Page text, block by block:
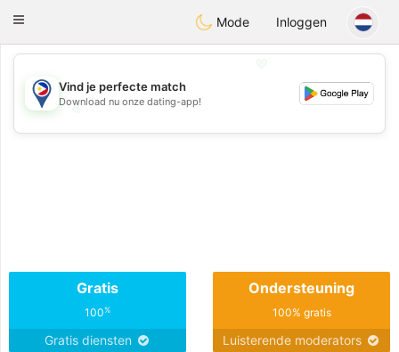
PhilippinesChat
Toggle
Mode Inloggen
💖
💕
Vind je perfecte match
Download nu onze dating-app!
Gratis
100%
Gratis diensten
Ondersteuning
100% gratis
Luisterende moderators